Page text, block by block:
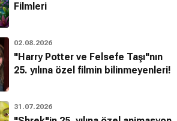
Filmleri
02.08.2026
"Harry Potter ve Felsefe Taşı"nın
25. yılına özel filmin bilinmeyenleri!
31.07.2026